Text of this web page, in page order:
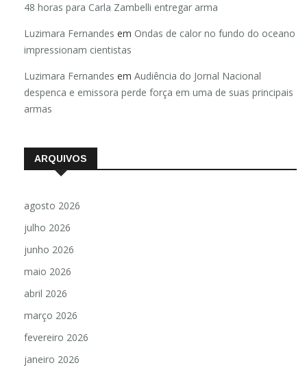
48 horas para Carla Zambelli entregar arma
Luzimara Fernandes em Ondas de calor no fundo do oceano
impressionam cientistas
Luzimara Fernandes em Audiência do Jornal Nacional
despenca e emissora perde força em uma de suas principais
armas
ARQUIVOS
agosto 2026
julho 2026
junho 2026
maio 2026
abril 2026
março 2026
fevereiro 2026
janeiro 2026